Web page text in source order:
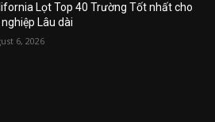
Lọt Top 40 Trường Tốt nhất cho
Lâu dài
6, 2026